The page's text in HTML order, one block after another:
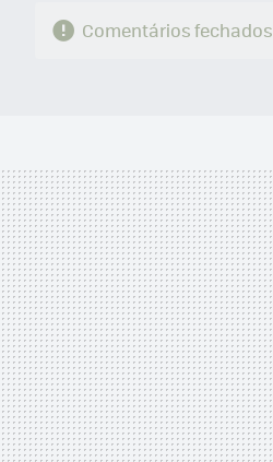
Comentários fechados